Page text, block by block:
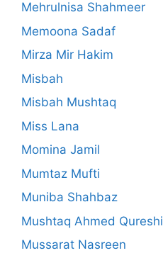
Mehrulnisa Shahmeer
Memoona Sadaf
Mirza Mir Hakim
Misbah
Misbah Mushtaq
Miss Lana
Momina Jamil
Mumtaz Mufti
Muniba Shahbaz
Mushtaq Ahmed Qureshi
Mussarat Nasreen